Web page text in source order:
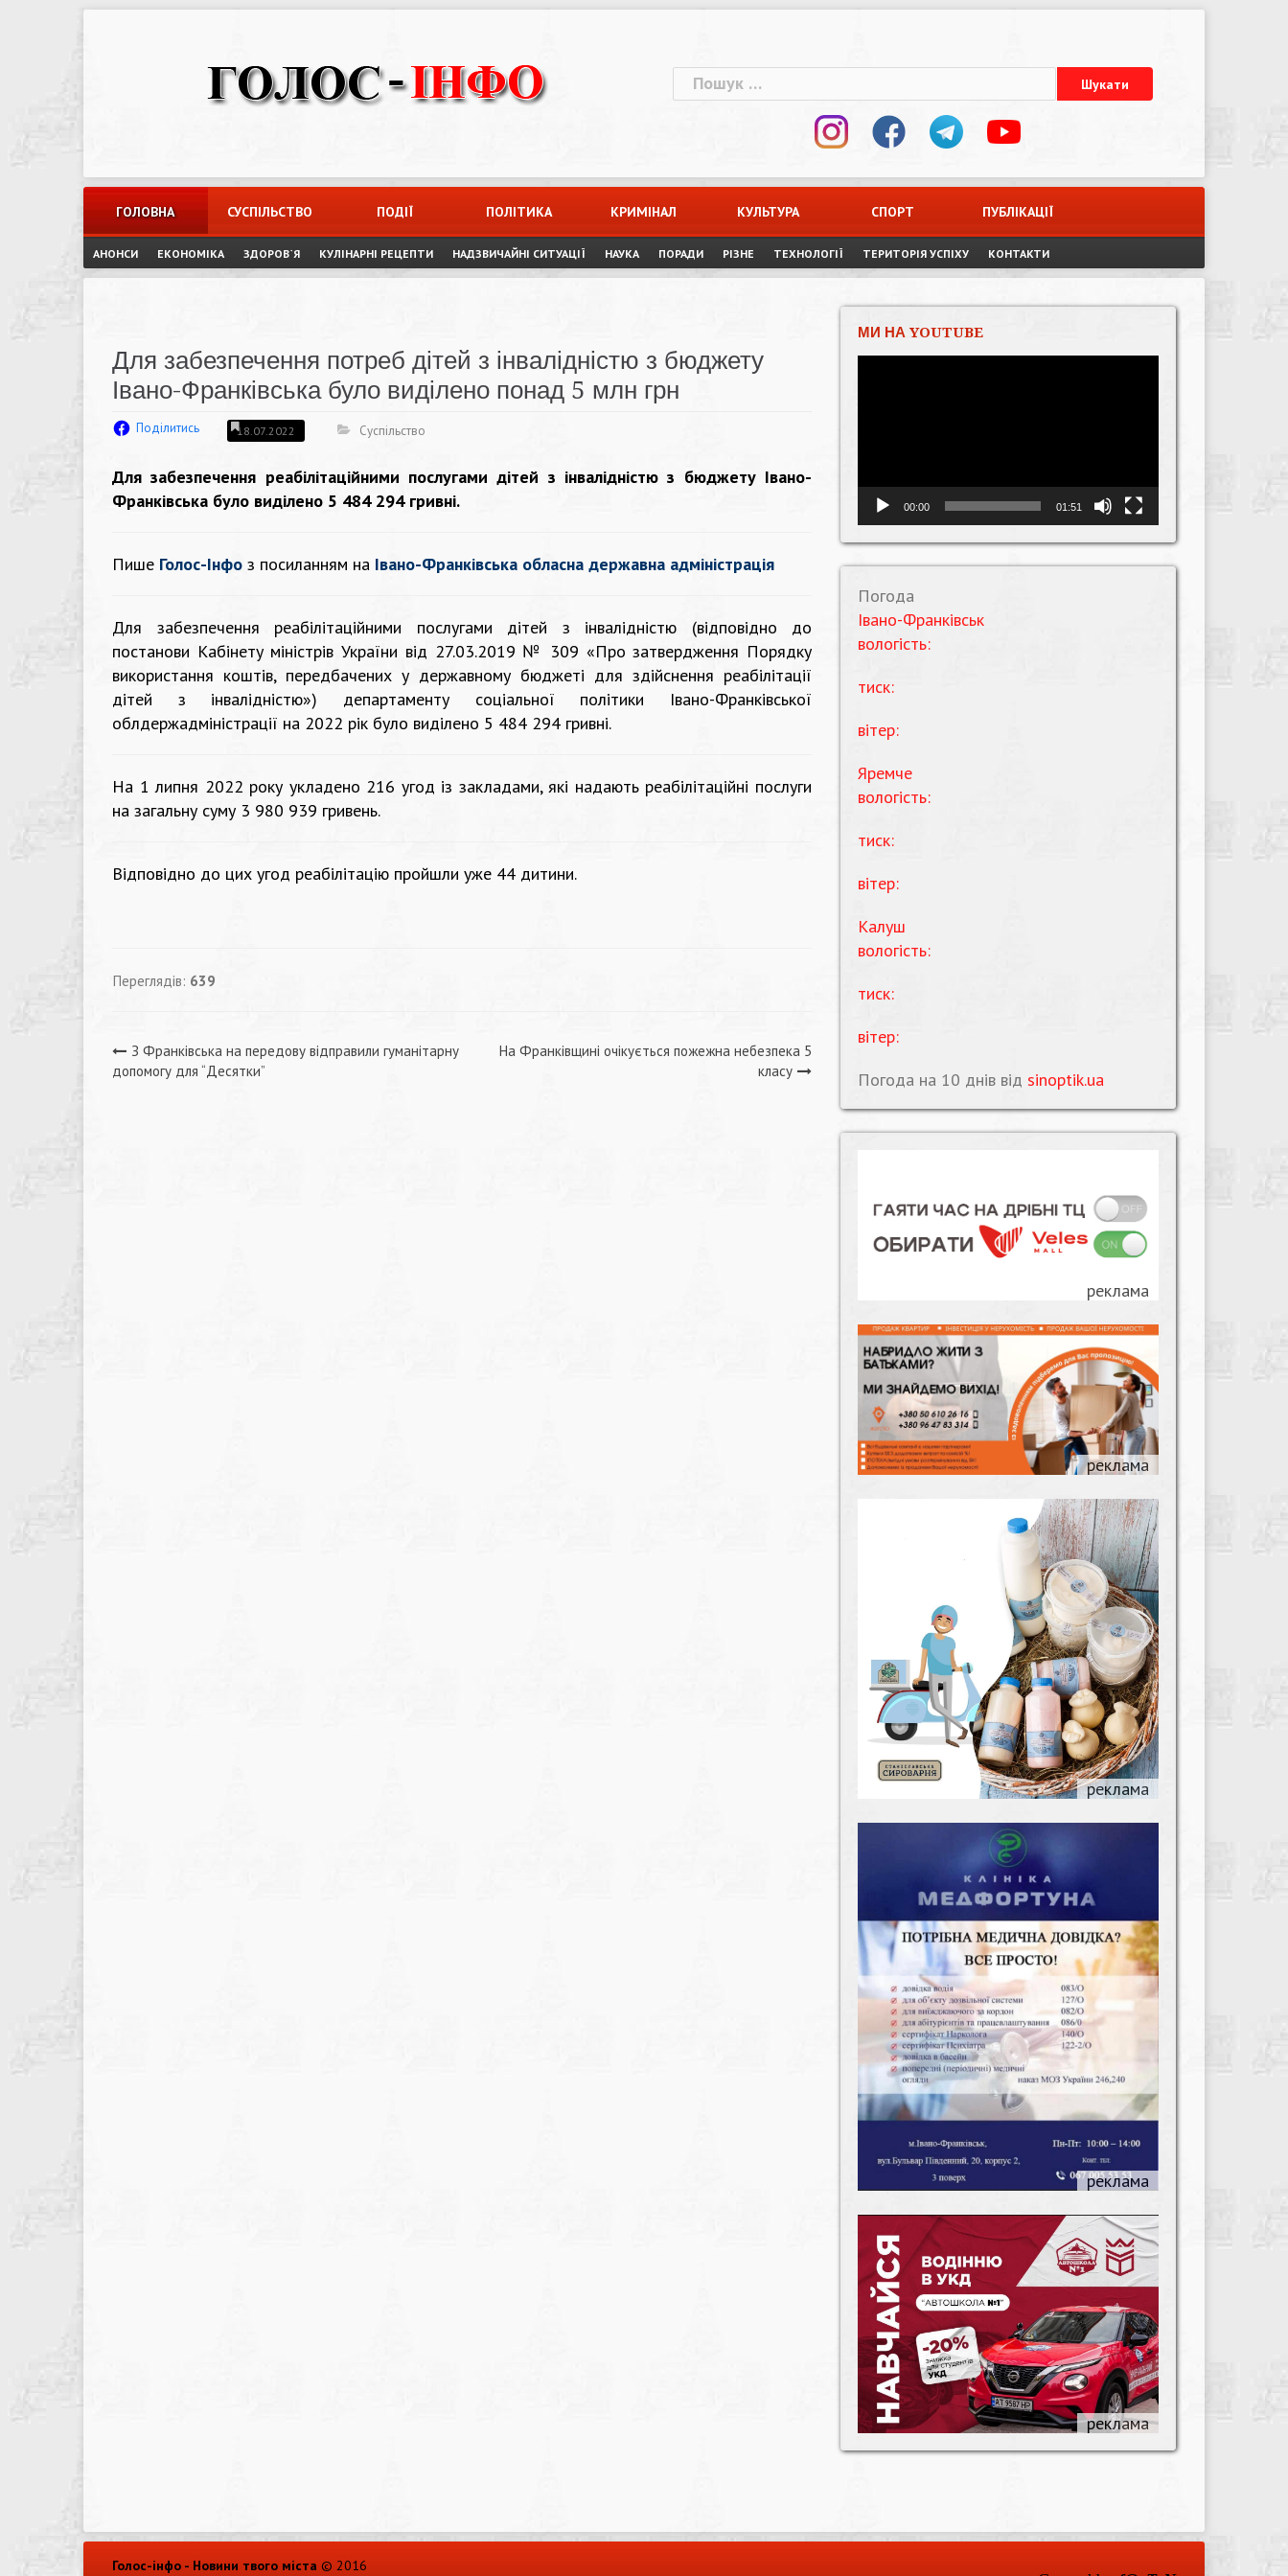
Пошук:
ГОЛОВНА СУСПІЛЬСТВО ПОДІЇ ПОЛІТИКА КРИМІНАЛ КУЛЬТУРА СПОРТ ПУБЛІКАЦІЇ
АНОНСИ ЕКОНОМІКА ЗДОРОВ`Я КУЛІНАРНІ РЕЦЕПТИ НАДЗВИЧАЙНІ СИТУАЦІЇ НАУКА ПОРАДИ РІЗНЕ ТЕХНОЛОГІЇ ТЕРИТОРІЯ УСПІХУ КОНТАКТИ
Для забезпечення потреб дітей з інвалідністю з бюджету
Івано-Франківська було виділено понад 5 млн грн
Поділитись 18.07.2022 Суспільство
Для забезпечення реабілітаційними послугами дітей з інвалідністю з бюджету Івано-
Франківська було виділено 5 484 294 гривні.
Пише Голос-Інфо з посиланням на Івано-Франківська обласна державна адміністрація
Для забезпечення реабілітаційними послугами дітей з інвалідністю (відповідно до
постанови Кабінету міністрів України від 27.03.2019 № 309 «Про затвердження Порядку
використання коштів, передбачених у державному бюджеті для здійснення реабілітації
дітей з інвалідністю») департаменту соціальної політики Івано-Франківської
облдержадміністрації на 2022 рік було виділено 5 484 294 гривні.
На 1 липня 2022 року укладено 216 угод із закладами, які надають реабілітаційні послуги
на загальну суму 3 980 939 гривень.
Відповідно до цих угод реабілітацію пройшли уже 44 дитини.
Переглядів: 639
Навігація
З Франківська на передову відправили гуманітарну
допомогу для “Десятки”
На Франківщині очікується пожежна небезпека 5
класу
МИ НА YOUTUBE
00:00 01:51
Погода
Івано-Франківськ
вологість:
тиск:
вітер:
Яремче
вологість:
тиск:
вітер:
Калуш
вологість:
тиск:
вітер:
Погода на 10 днів від sinoptik.ua
Голос-інфо - Новини твого міста © 2016